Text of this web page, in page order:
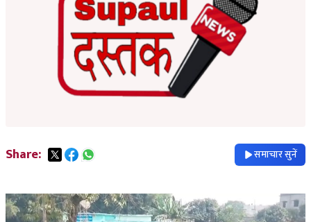
Share: समाचार सुनें